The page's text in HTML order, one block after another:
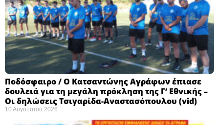
Ποδόσφαιρο / Ο Κατσαντώνης Αγράφων έπιασε
δουλειά για τη μεγάλη πρόκληση της Γ’ Εθνικής –
Οι δηλώσεις Τσιγαρίδα-Αναστασόπουλου (vid)
10 Αυγούστου 2026